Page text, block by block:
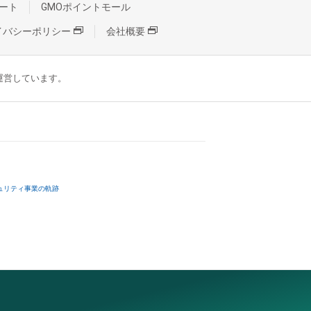
ト GMOポイントモール
バシーポリシー 会社概要
しています。
リティ事業の軌跡